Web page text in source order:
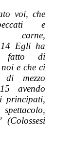
voi, che
e
carne,
Egli ha
fatto di
e che ci
mezzo
avendo
principati,